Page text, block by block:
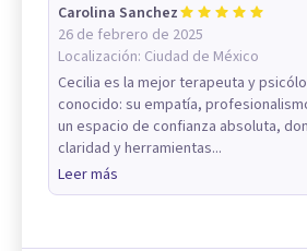
Carolina Sanchez
26 de febrero de 2025
Localización: Ciudad de México
Cecilia es la mejor terapeuta y
conocido: su empatía,
un espacio de confianza absoluta,
claridad y herramientas...
Leer más